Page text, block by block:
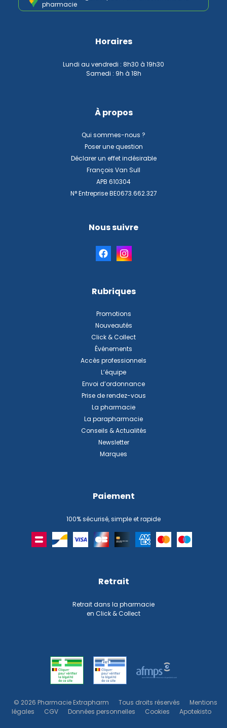
pharmacie
Horaires
Lundi au vendredi : 8h30 à 19h30
Samedi : 9h à 18h
À propos
Qui sommes-nous ?
Poser une question
Déclarer un effet indésirable
François Van Sull
APB 610304
N° Entreprise BE0673.662.327
Nous suivre
Rubriques
Promotions
Nouveautés
Click & Collect
Événements
Accès professionnels
L’équipe
Envoi d’ordonnance
Prise de rendez-vous
La pharmacie
La parapharmacie
Conseils & Actualités
Newsletter
Marques
Paiement
100% sécurisé, simple et rapide
Retrait
Retrait dans la pharmacie
en Click & Collect
© 2026 Pharmacie Extrapharm Tous droits réservés
Mentions
légales
CGV Données personnelles Cookies Apotekisto